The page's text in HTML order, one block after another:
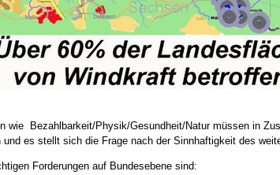
wie Bezahlbarkeit/Physik/Gesundheit/Natur müssen in
und es stellt sich die Frage nach der Sinnhaftigkeit des
Forderungen auf Bundesebene sind: